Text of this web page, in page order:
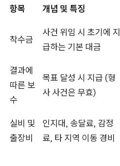
항목 개념 및 특징
착수금
사건 위임 시 초기에 지
급하는 기본 대금
결과에
따른 보
수
목표 달성 시 지급 (형
사 사건은 무효)
실비 및
출장비
인지대, 송달료, 감정
료, 타 지역 이동 경비